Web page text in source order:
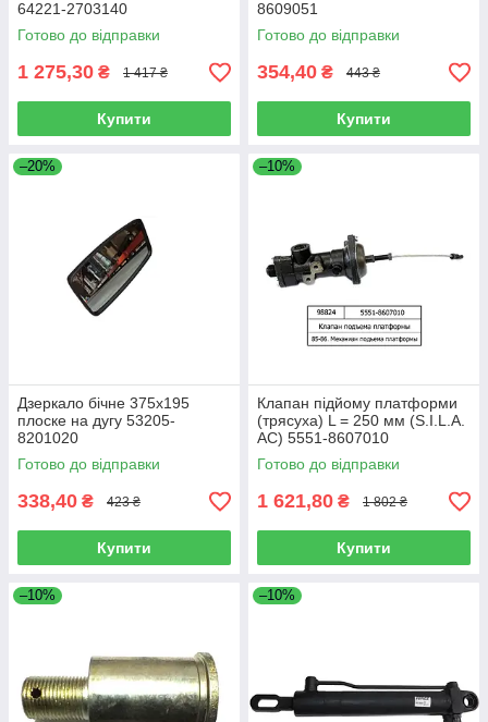
64221-2703140
Готово до відправки
1 275,30 ₴ 1 417 ₴
Купити
8609051
Готово до відправки
354,40 ₴ 443 ₴
Купити
–20%
Дзеркало бічне 375х195
плоске на дугу 53205-
8201020
Готово до відправки
338,40 ₴ 423 ₴
Купити
–10%
Клапан підйому платформи
(трясуха) L = 250 мм (S.I.L.A.
AC) 5551-8607010
Готово до відправки
1 621,80 ₴ 1 802 ₴
Купити
–10% –10%